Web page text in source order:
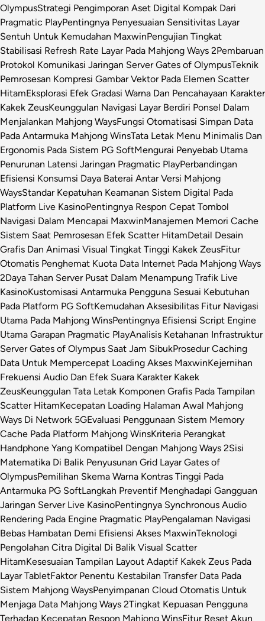
OlympusStrategi Pengimporan Aset Digital Kompak Dari
Pragmatic PlayPentingnya Penyesuaian Sensitivitas Layar
Sentuh Untuk Kemudahan MaxwinPengujian Tingkat
Stabilisasi Refresh Rate Layar Pada Mahjong Ways 2Pembaruan
Protokol Komunikasi Jaringan Server Gates of OlympusTeknik
Pemrosesan Kompresi Gambar Vektor Pada Elemen Scatter
HitamEksplorasi Efek Gradasi Warna Dan Pencahayaan Karakter
Kakek ZeusKeunggulan Navigasi Layar Berdiri Ponsel Dalam
Menjalankan Mahjong WaysFungsi Otomatisasi Simpan Data
Pada Antarmuka Mahjong WinsTata Letak Menu Minimalis Dan
Ergonomis Pada Sistem PG SoftMengurai Penyebab Utama
Penurunan Latensi Jaringan Pragmatic PlayPerbandingan
Efisiensi Konsumsi Daya Baterai Antar Versi Mahjong
WaysStandar Kepatuhan Keamanan Sistem Digital Pada
Platform Live KasinoPentingnya Respon Cepat Tombol
Navigasi Dalam Mencapai MaxwinManajemen Memori Cache
Sistem Saat Pemrosesan Efek Scatter HitamDetail Desain
Grafis Dan Animasi Visual Tingkat Tinggi Kakek ZeusFitur
Otomatis Penghemat Kuota Data Internet Pada Mahjong Ways
2Daya Tahan Server Pusat Dalam Menampung Trafik Live
KasinoKustomisasi Antarmuka Pengguna Sesuai Kebutuhan
Pada Platform PG SoftKemudahan Aksesibilitas Fitur Navigasi
Utama Pada Mahjong WinsPentingnya Efisiensi Script Engine
Utama Garapan Pragmatic PlayAnalisis Ketahanan Infrastruktur
Server Gates of Olympus Saat Jam SibukProsedur Caching
Data Untuk Mempercepat Loading Akses MaxwinKejernihan
Frekuensi Audio Dan Efek Suara Karakter Kakek
ZeusKeunggulan Tata Letak Komponen Grafis Pada Tampilan
Scatter HitamKecepatan Loading Halaman Awal Mahjong
Ways Di Network 5GEvaluasi Penggunaan Sistem Memory
Cache Pada Platform Mahjong WinsKriteria Perangkat
Handphone Yang Kompatibel Dengan Mahjong Ways 2Sisi
Matematika Di Balik Penyusunan Grid Layar Gates of
OlympusPemilihan Skema Warna Kontras Tinggi Pada
Antarmuka PG SoftLangkah Preventif Menghadapi Gangguan
Jaringan Server Live KasinoPentingnya Synchronous Audio
Rendering Pada Engine Pragmatic PlayPengalaman Navigasi
Bebas Hambatan Demi Efisiensi Akses MaxwinTeknologi
Pengolahan Citra Digital Di Balik Visual Scatter
HitamKesesuaian Tampilan Layout Adaptif Kakek Zeus Pada
Layar TabletFaktor Penentu Kestabilan Transfer Data Pada
Sistem Mahjong WaysPenyimpanan Cloud Otomatis Untuk
Menjaga Data Mahjong Ways 2Tingkat Kepuasan Pengguna
Terhadap Kecepatan Respon Mahjong WinsFitur Reset Akun